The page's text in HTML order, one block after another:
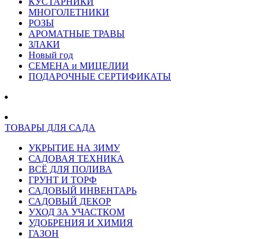
МНОГОЛЕТНИКИ
РОЗЫ
АРОМАТНЫЕ ТРАВЫ
ЗЛАКИ
Новый год
СЕМЕНА и МИЦЕЛИИ
ПОДАРОЧНЫЕ СЕРТИФИКАТЫ
ТОВАРЫ ДЛЯ САДА
УКРЫТИЕ НА ЗИМУ
САДОВАЯ ТЕХНИКА
ВСЁ ДЛЯ ПОЛИВА
ГРУНТ И ТОРФ
САДОВЫЙ ИНВЕНТАРЬ
САДОВЫЙ ДЕКОР
УХОД ЗА УЧАСТКОМ
УДОБРЕНИЯ И ХИМИЯ
ГАЗОН